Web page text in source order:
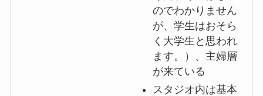
のでわかりません
が、学生はおそら
く大学生と思われ
ます。）、主婦層
が来ている
スタジオ内は基本